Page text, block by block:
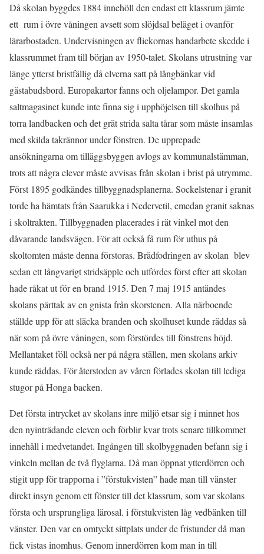
Då skolan byggdes 1884 innehöll den endast ett klassrum jämte
ett rum i övre våningen avsett som slöjdsal beläget i ovanför
lärarbostaden. Undervisningen av flickornas handarbete skedde i
klassrummet fram till början av 1950-talet. Skolans utrustning var
länge ytterst bristfällig då elverna satt på långbänkar vid
gästabudsbord. Europakartor fanns och oljelampor. Det gamla
saltmagasinet kunde inte finna sig i upphöjelsen till skolhus på
torra landbacken och det grät strida salta tårar som måste insamlas
med skilda takrännor under fönstren. De upprepade
ansökningarna om tilläggsbyggen avlogs av kommunalstämman,
trots att några elever måste avvisas från skolan i brist på utrymme.
Först 1895 godkändes tillbyggnadsplanerna. Sockelstenar i granit
torde ha hämtats från Saarukka i Nedervetil, emedan granit saknas
i skoltrakten. Tillbyggnaden placerades i rät vinkel mot den
dåvarande landsvägen. För att också få rum för uthus på
skoltomten måste denna förstoras. Brädfodringen av skolan blev
sedan ett långvarigt stridsäpple och utfördes först efter att skolan
hade råkat ut för en brand 1915. Den 7 maj 1915 antändes
skolans pärttak av en gnista från skorstenen. Alla närboende
ställde upp för att släcka branden och skolhuset kunde räddas så
när som på övre våningen, som förstördes till fönstrens höjd.
Mellantaket föll också ner på några ställen, men skolans arkiv
kunde räddas. För återstoden av våren förlades skolan till lediga
stugor på Honga backen.
Det första intrycket av skolans inre miljö etsar sig i minnet hos
den nyinträdande eleven och förblir kvar trots senare tillkommet
innehåll i medvetandet. Ingången till skolbyggnaden befann sig i
vinkeln mellan de två flyglarna. Då man öppnat ytterdörren och
stigit upp för trapporna i ”förstukvisten” hade man till vänster
direkt insyn genom ett fönster till det klassrum, som var skolans
första och ursprungliga lärosal. i förstukvisten låg vedbänken till
vänster. Den var en omtyckt sittplats under de fristunder då man
fick vistas inomhus. Genom innerdörren kom man in till